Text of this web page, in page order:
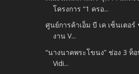
โครงการ “1 ครอ...
ศูนย์การค้าเอ็ม บี เค เซ็นเต
งาน V...
“นางนาคพระโขนง” ช่อง 3 ท็
Vidi...